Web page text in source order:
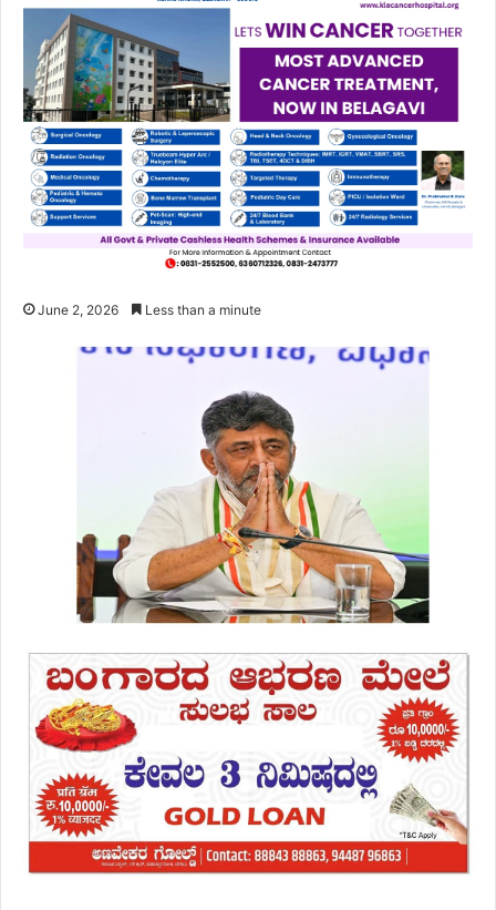
June 2, 2026 Less than a minute